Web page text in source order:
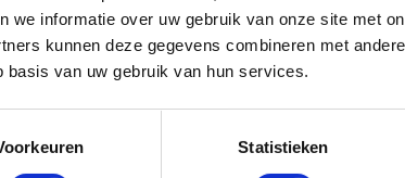
we informatie over uw gebruik van onze site met
kunnen deze gegevens combineren met
van uw gebruik van hun services.
Statistieken